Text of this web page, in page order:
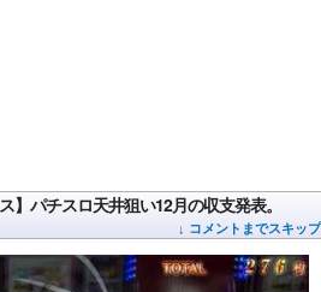
】パチスロ天井狙い12月の収支発表。
↓ コメントまでスキップ